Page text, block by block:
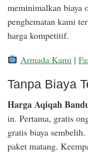
meminimalkan biaya
penghematan kami
harga kompetitif.
Armada Kami |
Tanpa Biaya
Harga Aqiqah
in. Pertama, gratis
gratis biaya
paket matang.